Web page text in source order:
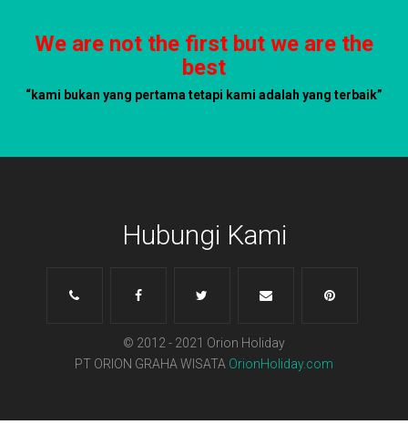
We are not the first but we are the
best
“kami bukan yang pertama tetapi kami adalah yang terbaik”
Hubungi Kami
© 2012 - 2021 Orion Holiday
PT ORION GRAHA WISATA OrionHoliday.com